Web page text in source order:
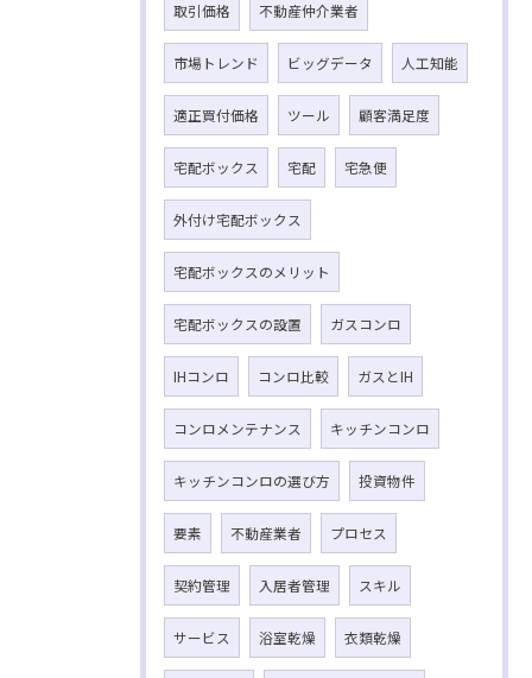
取引価格 不動産仲介業者
市場トレンド ビッグデータ 人工知能
適正買付価格 ツール 顧客満足度
宅配ボックス 宅配 宅急便
外付け宅配ボックス
宅配ボックスのメリット
宅配ボックスの設置 ガスコンロ
IHコンロ コンロ比較 ガスとIH
コンロメンテナンス キッチンコンロ
キッチンコンロの選び方 投資物件
要素 不動産業者 プロセス
契約管理 入居者管理 スキル
サービス 浴室乾燥 衣類乾燥